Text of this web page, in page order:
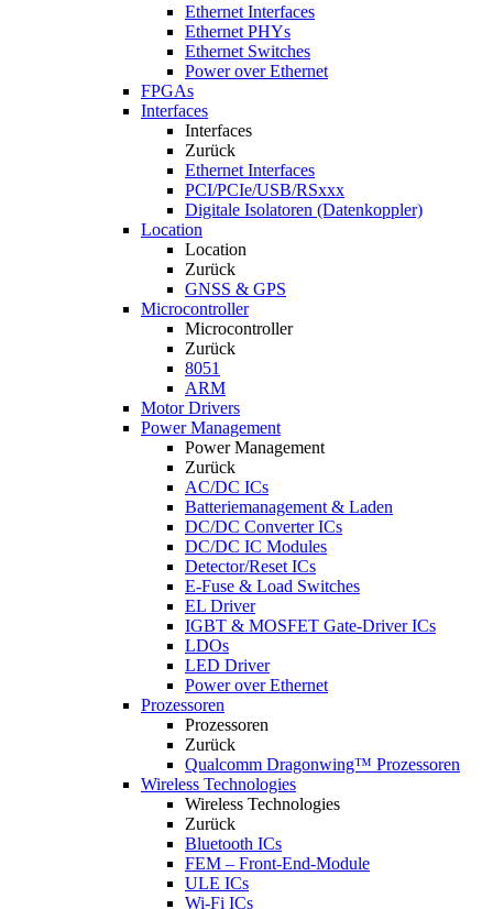
Ethernet Interfaces
Ethernet PHYs
Ethernet Switches
Power over Ethernet
FPGAs
Interfaces
Interfaces
Zurück
Ethernet Interfaces
PCI/PCIe/USB/RSxxx
Digitale Isolatoren (Datenkoppler)
Location
Location
Zurück
GNSS & GPS
Microcontroller
Microcontroller
Zurück
8051
ARM
Motor Drivers
Power Management
Power Management
Zurück
AC/DC ICs
Batteriemanagement & Laden
DC/DC Converter ICs
DC/DC IC Modules
Detector/Reset ICs
E-Fuse & Load Switches
EL Driver
IGBT & MOSFET Gate-Driver ICs
LDOs
LED Driver
Power over Ethernet
Prozessoren
Prozessoren
Zurück
Qualcomm Dragonwing™ Prozessoren
Wireless Technologies
Wireless Technologies
Zurück
Bluetooth ICs
FEM – Front-End-Module
ULE ICs
Wi-Fi ICs